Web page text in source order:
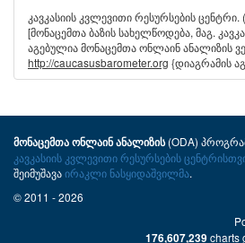
კავკასიის კვლევითი რესურსების
[მონაცემთა ბაზის სახელწოდება, მაგ.
აგებულია მონაცემთა ონლაინ ანალიზის
http://caucasusbarometer.org {დიაგრამის
მონაცემთა ონლაინ ანალიზის(ODA)
კავკასიის კვლევითი რესურსების
შეიმუშავაირაკლი ნასყიდაშვილმა.
© 2011 - 2026
176,607,239charts